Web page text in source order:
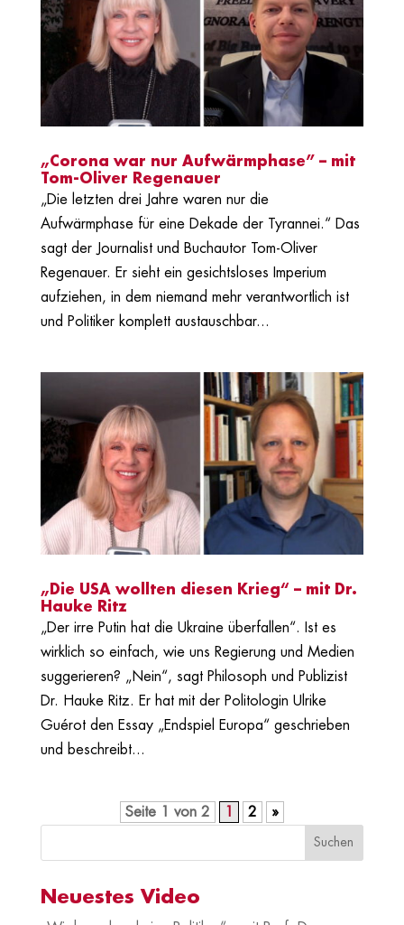
„Corona war nur Aufwärmphase” – mit
Tom-Oliver Regenauer
„Die letzten drei Jahre waren nur die
Aufwärmphase für eine Dekade der Tyrannei.“ Das
sagt der Journalist und Buchautor Tom-Oliver
Regenauer. Er sieht ein gesichtsloses Imperium
aufziehen, in dem niemand mehr verantwortlich ist
und Politiker komplett austauschbar...
„Die USA wollten diesen Krieg“ – mit Dr.
Hauke Ritz
„Der irre Putin hat die Ukraine überfallen“. Ist es
wirklich so einfach, wie uns Regierung und Medien
suggerieren? „Nein“, sagt Philosoph und Publizist
Dr. Hauke Ritz. Er hat mit der Politologin Ulrike
Guérot den Essay „Endspiel Europa“ geschrieben
und beschreibt...
Seite 1 von 2 1 2 »
Neuestes Video